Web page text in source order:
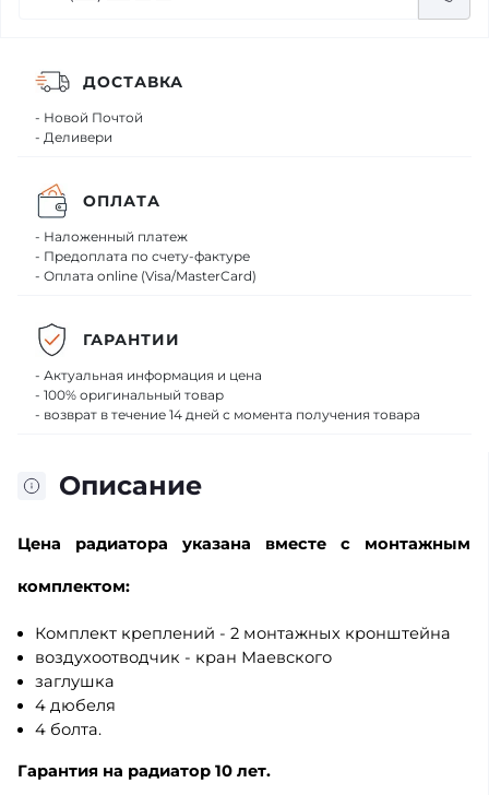
Описание
Цена радиатора указана вместе с монтажным
комплектом:
Комплект креплений - 2 монтажных кронштейна
воздухоотводчик - кран Маевского
заглушка
4 дюбеля
4 болта.
Гарантия на радиатор 10 лет.
ДОСТАВКА
- Новой Почтой
- Деливери
ОПЛАТА
- Наложенный платеж
- Предоплата по счету-фактуре
- Оплата online (Visa/MasterCard)
ГАРАНТИИ
- Актуальная информация и цена
- 100% оригинальный товар
- возврат в течение 14 дней с момента получения товара